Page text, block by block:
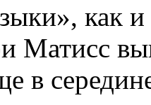
как и
Матисс
в